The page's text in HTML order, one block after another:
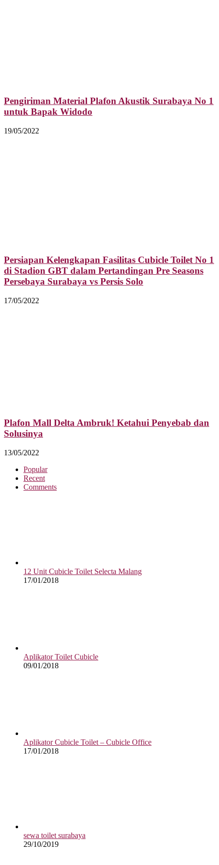
Pengiriman Material Plafon Akustik Surabaya No 1
untuk Bapak Widodo
19/05/2022
Persiapan Kelengkapan Fasilitas Cubicle Toilet No 1
di Stadion GBT dalam Pertandingan Pre Seasons
Persebaya Surabaya vs Persis Solo
17/05/2022
Plafon Mall Delta Ambruk! Ketahui Penyebab dan
Solusinya
13/05/2022
Popular
Recent
Comments
12 Unit Cubicle Toilet Selecta Malang
17/01/2018
Aplikator Toilet Cubicle
09/01/2018
Aplikator Cubicle Toilet – Cubicle Office
17/01/2018
sewa toilet surabaya
29/10/2019